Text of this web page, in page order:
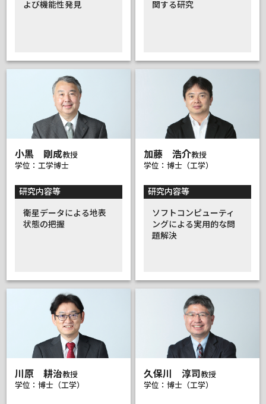
よび機能性発見 関する研究
小黒 剛成教授
学位：工学博士
研究内容等
衛星データによる地表
状態の把握
加藤 浩介教授
学位：博士（工学）
研究内容等
ソフトコンピューティ
ングによる実用的な問
題解決
川原 耕治教授
学位：博士（工学）
久保川 淳司教授
学位：博士（工学）